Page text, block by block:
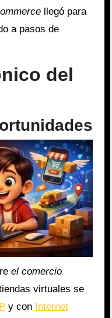
llegó para
a pasos de
del
el comercio
virtuales se
y con Internet